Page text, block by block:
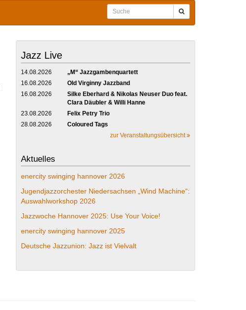
Jazz Live
14.08.2026
„M“ Jazzgambenquartett
16.08.2026
Old Virginny Jazzband
16.08.2026
Silke Eberhard & Nikolas Neuser Duo feat.
Clara Däubler & Willi Hanne
23.08.2026
Felix Petry Trio
28.08.2026
Coloured Tags
zur Veranstaltungsübersicht
Aktuelles
enercity swinging hannover 2026
Jugendjazzorchester Niedersachsen „Wind Machine“:
Auswahlworkshop 2026
Jazzwoche Hannover 2025: Use Your Voice!
enercity swinging hannover 2025
Deutsche Jazzunion: Jazz ist Vielvalt